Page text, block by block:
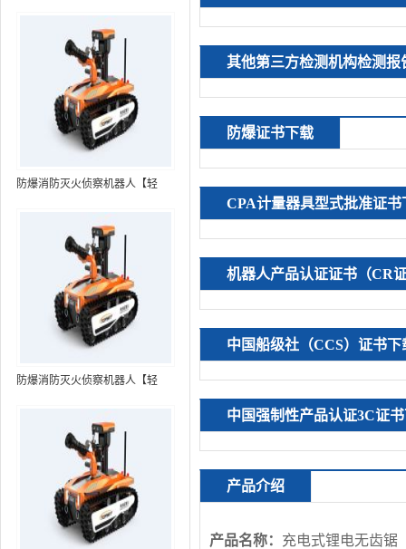
MC80BD（第6代）
防爆消防灭火侦察机器人【轻
装置+语音控制+跟随功能+5G控
防爆消防灭火侦察机器人【轻
装置+语音控制+跟随功能+5G控
制+水炮跟踪火焰）RXR-
MC80BD（第8代）
其他第三方检测机构检测报
防爆证书下载
CPA计量器具型式批准证书
机器人产品认证证书（CR
中国船级社（CCS）证书下
中国强制性产品认证3C证
产品介绍
产品名称： 充电式锂电无齿锯